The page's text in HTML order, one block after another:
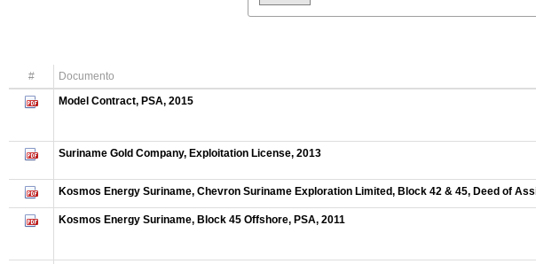
# Documento
Model Contract, PSA, 2015
Suriname Gold Company, Exploitation License, 2013
Kosmos Energy Suriname, Chevron Suriname Exploration Limited, Block 42 & 45, Deed of
Kosmos Energy Suriname, Block 45 Offshore, PSA, 2011